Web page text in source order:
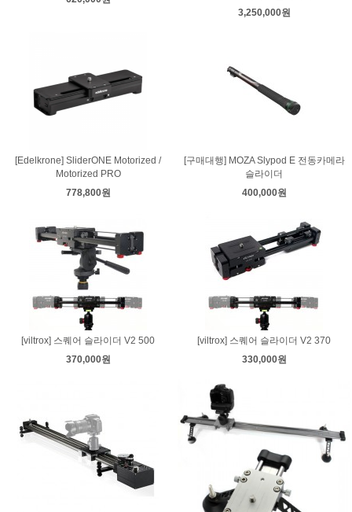
3,250,000원
[Edelkrone] SliderONE Motorized /
Motorized PRO
778,800원
[구매대행] MOZA Slypod E 전동카메라
슬라이더
400,000원
[viltrox] 스퀘어 슬라이더 V2 500
370,000원
[viltrox] 스퀘어 슬라이더 V2 370
330,000원